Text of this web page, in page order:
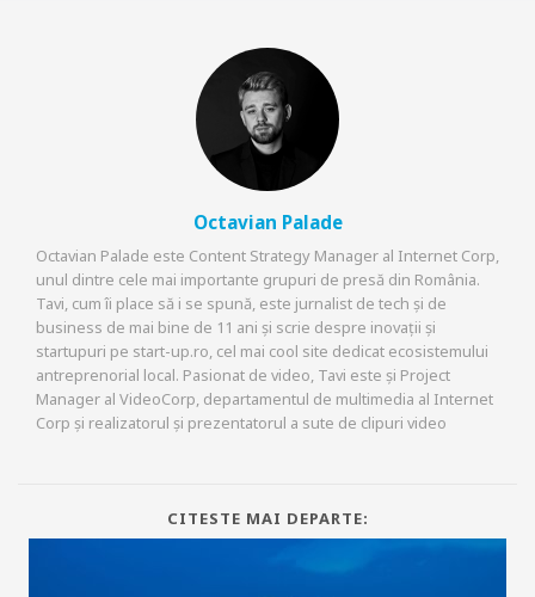
Octavian Palade
Octavian Palade este Content Strategy Manager al Internet Corp,
unul dintre cele mai importante grupuri de presă din România.
Tavi, cum îi place să i se spună, este jurnalist de tech și de
business de mai bine de 11 ani și scrie despre inovații și
startupuri pe start-up.ro, cel mai cool site dedicat ecosistemului
antreprenorial local. Pasionat de video, Tavi este și Project
Manager al VideoCorp, departamentul de multimedia al Internet
Corp și realizatorul și prezentatorul a sute de clipuri video
CITESTE MAI DEPARTE: